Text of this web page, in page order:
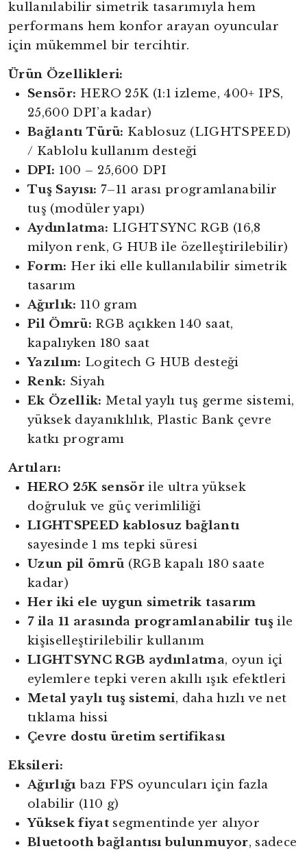
kullanılabilir simetrik tasarımıyla hem
performans hem konfor arayan oyuncular
için mükemmel bir tercihtir.
Ürün Özellikleri:
Sensör: HERO 25K (1:1 izleme, 400+ IPS,
25,600 DPI’a kadar)
Bağlantı Türü: Kablosuz (LIGHTSPEED)
/ Kablolu kullanım desteği
DPI: 100 – 25,600 DPI
Tuş Sayısı: 7–11 arası programlanabilir
tuş (modüler yapı)
Aydınlatma: LIGHTSYNC RGB (16,8
milyon renk, G HUB ile özelleştirilebilir)
Form: Her iki elle kullanılabilir simetrik
tasarım
Ağırlık: 110 gram
Pil Ömrü: RGB açıkken 140 saat,
kapalıyken 180 saat
Yazılım: Logitech G HUB desteği
Renk: Siyah
Ek Özellik: Metal yaylı tuş germe sistemi,
yüksek dayanıklılık, Plastic Bank çevre
katkı programı
Artıları:
HERO 25K sensör ile ultra yüksek
doğruluk ve güç verimliliği
LIGHTSPEED kablosuz bağlantı
sayesinde 1 ms tepki süresi
Uzun pil ömrü(RGB kapalı 180 saate
kadar)
Her iki ele uygun simetrik tasarım
7 ila 11 arasında programlanabilir tuşile
kişiselleştirilebilir kullanım
LIGHTSYNC RGB aydınlatma, oyun içi
eylemlere tepki veren akıllı ışık efektleri
Metal yaylı tuş sistemi, daha hızlı ve net
tıklama hissi
Çevre dostu üretim sertifikası
Eksileri:
Ağırlığıbazı FPS oyuncuları için fazla
olabilir (110 g)
Yüksek fiyat segmentinde yer alıyor
Bluetooth bağlantısı bulunmuyor, sadece